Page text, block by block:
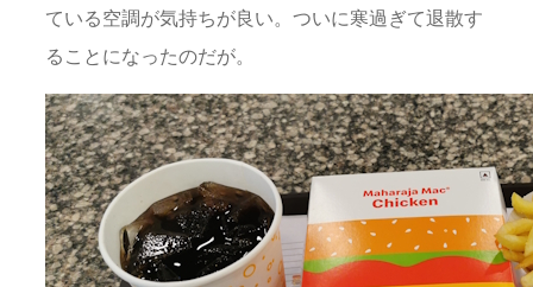
ている空調が気持ちが良い。ついに寒過ぎて退散す
ることになったのだが。